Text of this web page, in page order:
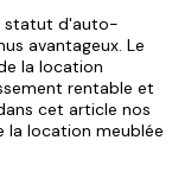
statut d'auto-
avantageux. Le
la location
rentable et
cet article nos
la location meublée